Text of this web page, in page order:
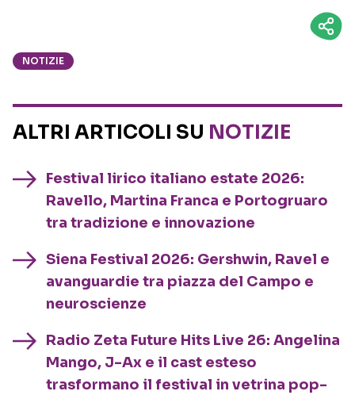
NOTIZIE
ALTRI ARTICOLI SU NOTIZIE
Festival lirico italiano estate 2026:
Ravello, Martina Franca e Portogruaro
tra tradizione e innovazione
Siena Festival 2026: Gershwin, Ravel e
avanguardie tra piazza del Campo e
neuroscienze
Radio Zeta Future Hits Live 26: Angelina
Mango, J-Ax e il cast esteso
trasformano il festival in vetrina pop-